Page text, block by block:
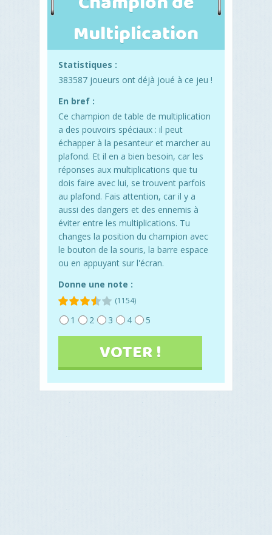
Multiplication
Statistiques :
383587 joueurs ont déjà joué à ce jeu !
En bref :
Ce champion de table de multiplication
a des pouvoirs spéciaux : il peut
échapper à la pesanteur et marcher au
plafond. Et il en a bien besoin, car les
réponses aux multiplications que tu
dois faire avec lui, se trouvent parfois
au plafond. Fais attention, car il y a
aussi des dangers et des ennemis à
éviter entre les multiplications. Tu
changes la position du champion avec
le bouton de la souris, la barre espace
ou en appuyant sur l'écran.
Donne une note :
(1154)
1 2 3 4 5